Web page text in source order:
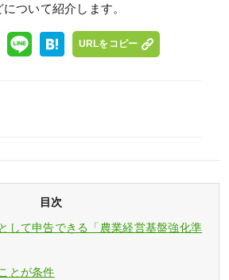
ついて紹介します。
URLをコピー
目次
して申告できる「農業経営基盤強化準
とが条件